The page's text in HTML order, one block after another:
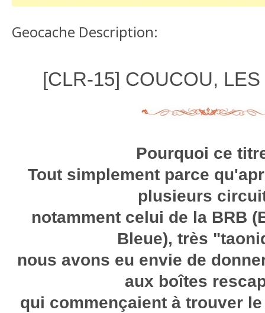
Geocache Description:
[CLR-15] COUCOU,
Pourquoi ce
Tout simplement parce
plusieurs
notamment celui de la BRB
Bleue), très
nous avons eu envie de
aux boîtes
qui commençaient à trouver